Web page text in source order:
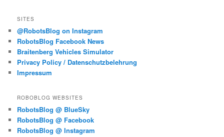
SITES
@RobotsBlog on Instagram
RobotsBlog Facebook News
Braitenberg Vehicles Simulator
Privacy Policy / Datenschutzbelehrung
Impressum
ROBOBLOG WEBSITES
RobotsBlog @ BlueSky
RobotsBlog @ Facebook
RobotsBlog @ Instagram